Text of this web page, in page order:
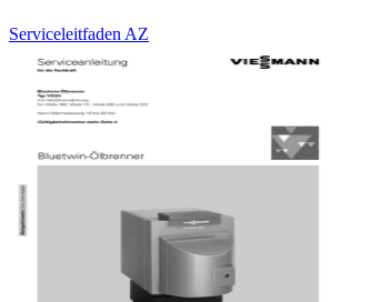
Serviceleitfaden AZ